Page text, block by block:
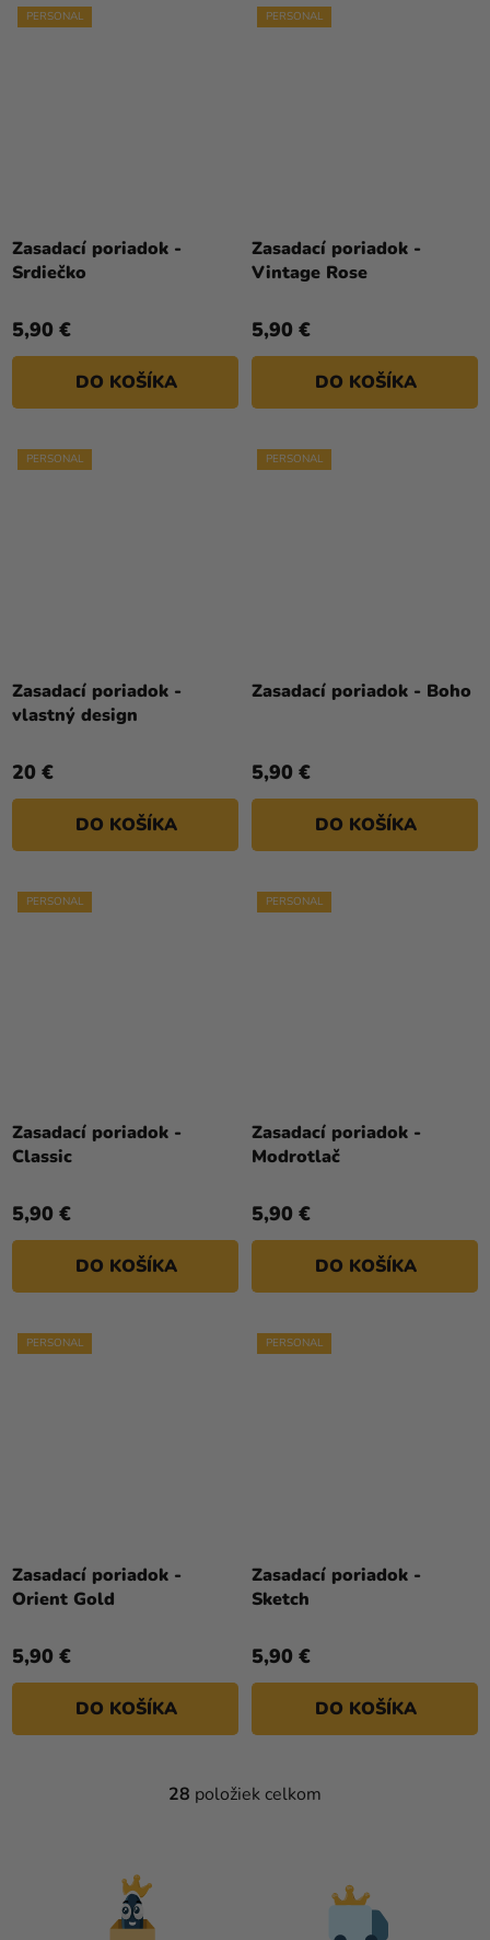
PERSONAL
Zasadací poriadok -
Srdiečko
5,90 €
DO KOŠÍKA
PERSONAL
Zasadací poriadok -
Vintage Rose
5,90 €
DO KOŠÍKA
PERSONAL
Zasadací poriadok -
vlastný design
20 €
DO KOŠÍKA
PERSONAL
Zasadací poriadok - Boho
5,90 €
DO KOŠÍKA
PERSONAL
Zasadací poriadok -
Classic
5,90 €
DO KOŠÍKA
PERSONAL
Zasadací poriadok -
Modrotlač
5,90 €
DO KOŠÍKA
PERSONAL
Zasadací poriadok -
Orient Gold
5,90 €
DO KOŠÍKA
PERSONAL
Zasadací poriadok -
Sketch
5,90 €
DO KOŠÍKA
O
28 položiek celkom